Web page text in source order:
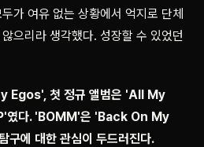
가 여유 없는 상황에서 억지로 단체
으리라 생각했다. 성장할 수 있었던
Egos', 첫 정규 앨범은 'All My
였다. 'BOMM'은 'Back On My
구에 대한 관심이 두드러진다.